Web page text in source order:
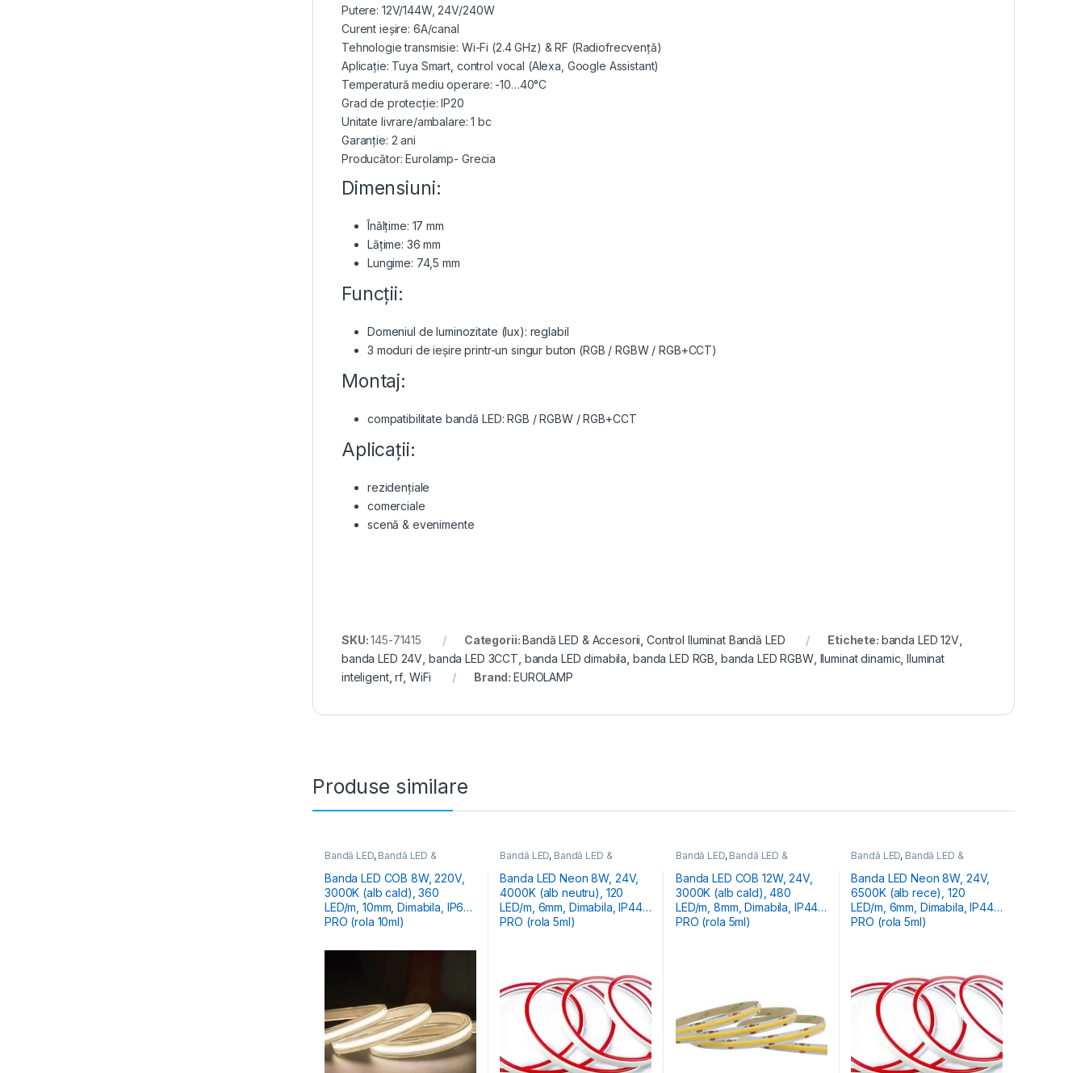
Putere: 12V/144W, 24V/240W
Curent ieșire: 6A/canal
Tehnologie transmisie: Wi-Fi (2.4 GHz) & RF (Radiofrecvență)
Aplicație: Tuya Smart, control vocal (Alexa, Google Assistant)
Temperatură mediu operare: -10…40°C
Grad de protecție: IP20
Unitate livrare/ambalare: 1 bc
Garanție: 2 ani
Producător: Eurolamp- Grecia
Dimensiuni:
Înălțime: 17 mm
Lățime: 36 mm
Lungime: 74,5 mm
Funcții:
Domeniul de luminozitate (lux): reglabil
3 moduri de ieșire printr-un singur buton (RGB / RGBW / RGB+CCT)
Montaj:
compatibilitate bandă LED: RGB / RGBW / RGB+CCT
Aplicații:
rezidențiale
comerciale
scenă & evenimente
SKU:145-71415 Categorii:Bandă LED & Accesorii,Control Iluminat Bandă LED Etichete: banda LED 12V,
banda LED 24V, banda LED 3CCT, banda LED dimabila, banda LED RGB, banda LED RGBW, Iluminat dinamic,Iluminat
inteligent,rf, WiFi Brand:EUROLAMP
Produse similare
Bandă LED, Bandă LED &
Banda LED COB 8W, 220V,
3000K (alb cald), 360
LED/m, 10mm, Dimabila, IP65,
PRO (rola 10ml)
Bandă LED, Bandă LED &
Banda LED Neon 8W, 24V,
4000K (alb neutru), 120
LED/m, 6mm, Dimabila, IP44,
PRO (rola 5ml)
Bandă LED, Bandă LED &
Banda LED COB 12W, 24V,
3000K (alb cald), 480
LED/m, 8mm, Dimabila, IP44,
PRO (rola 5ml)
Bandă LED, Bandă LED &
Banda LED Neon 8W, 24V,
6500K (alb rece), 120
LED/m, 6mm, Dimabila, IP44,
PRO (rola 5ml)